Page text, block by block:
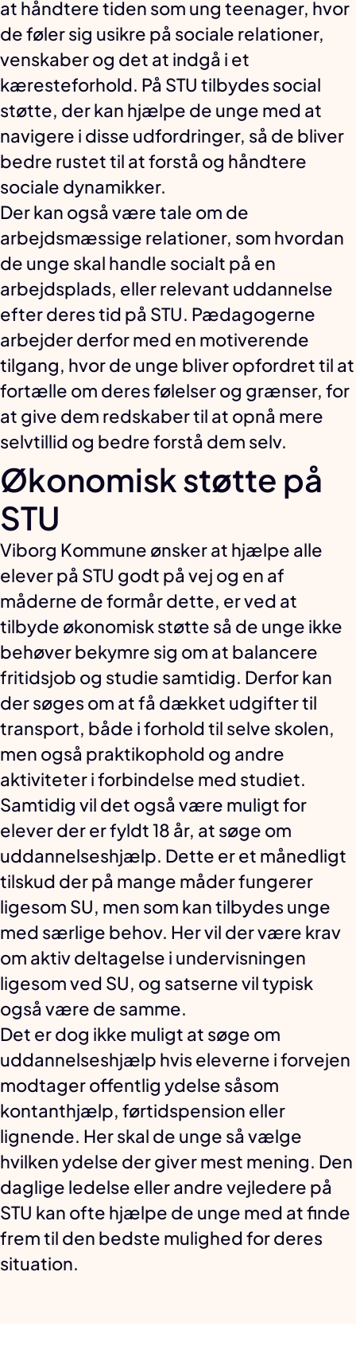
at håndtere tiden som ung teenager, hvor
de føler sig usikre på sociale relationer,
venskaber og det at indgå i et
kæresteforhold. På STU tilbydes social
støtte, der kan hjælpe de unge med at
navigere i disse udfordringer, så de bliver
bedre rustet til at forstå og håndtere
sociale dynamikker.
Der kan også være tale om de
arbejdsmæssige relationer, som hvordan
de unge skal handle socialt på en
arbejdsplads, eller relevant uddannelse
efter deres tid på STU. Pædagogerne
arbejder derfor med en motiverende
tilgang, hvor de unge bliver opfordret til at
fortælle om deres følelser og grænser, for
at give dem redskaber til at opnå mere
selvtillid og bedre forstå dem selv.
Økonomisk støtte på
STU
Viborg Kommune ønsker at hjælpe alle
elever på STU godt på vej og en af
måderne de formår dette, er ved at
tilbyde økonomisk støtte så de unge ikke
behøver bekymre sig om at balancere
fritidsjob og studie samtidig. Derfor kan
der søges om at få dækket udgifter til
transport, både i forhold til selve skolen,
men også praktikophold og andre
aktiviteter i forbindelse med studiet.
Samtidig vil det også være muligt for
elever der er fyldt 18 år, at søge om
uddannelseshjælp. Dette er et månedligt
tilskud der på mange måder fungerer
ligesom SU, men som kan tilbydes unge
med særlige behov. Her vil der være krav
om aktiv deltagelse i undervisningen
ligesom ved SU, og satserne vil typisk
også være de samme.
Det er dog ikke muligt at søge om
uddannelseshjælp hvis eleverne i forvejen
modtager offentlig ydelse såsom
kontanthjælp, førtidspension eller
lignende. Her skal de unge så vælge
hvilken ydelse der giver mest mening. Den
daglige ledelse eller andre vejledere på
STU kan ofte hjælpe de unge med at finde
frem til den bedste mulighed for deres
situation.